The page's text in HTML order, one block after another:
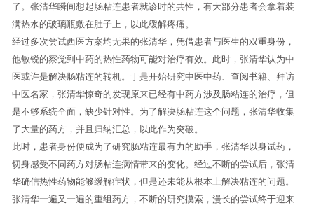
了。张清华瞬间想起肠粘连患者就诊时的共性，有大部分患者会拿着装
满热水的玻璃瓶敷在肚子上，以此缓解疼痛。
经过多次尝试西医方案均无果的张清华，凭借患者与医生的双重身份，
他敏锐的察觉到中药的热性药物可能对治疗有效。此时，张清华认为中
医或许是解决肠粘连的转机。于是开始研究中医中药、查阅书籍、拜访
中医名家，张清华惊奇的发现原来已经有中药方涉及肠粘连的治疗，但
是不够系统全面，缺少针对性。为了解决肠粘连这个问题，张清华收集
了大量的药方，并且归纳汇总，以此作为突破。
此时，患者身份便成为了研究肠粘连最有力的助手，张清华以身试药，
切身感受不同药方对肠粘连病情带来的变化。经过不断的尝试后，张清
华确信热性药物能够缓解症状，但是还未能从根本上解决粘连的问题。
张清华一遍又一遍的重组药方，不断的研究摸索，漫长的尝试终于迎来